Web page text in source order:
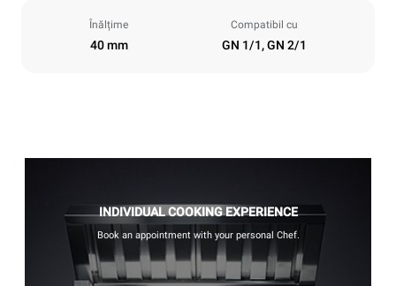
Înălțime
40 mm
Compatibil cu
GN 1/1, GN 2/1
INDIVIDUAL COOKING EXPERIENCE
Book an appointment with your personal Chef.